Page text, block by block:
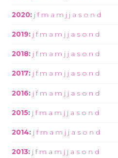
2020: j f m a m j j a s o n d
2019: j f m a m j j a s o n d
2018: j f m a m j j a s o n d
2017: j f m a m j j a s o n d
2016: j f m a m j j a s o n d
2015: j f m a m j j a s o n d
2014: j f m a m j j a s o n d
2013: j f m a m j j a s o n d